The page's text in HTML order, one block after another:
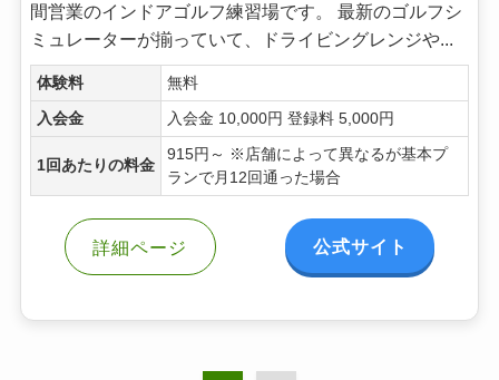
間営業のインドアゴルフ練習場です。 最新のゴルフシ
ミュレーターが揃っていて、ドライビングレンジや...
体験料 無料
入会金 入会金 10,000円 登録料 5,000円
1回あたりの料金
915円～ ※店舗によって異なるが基本プ
ランで月12回通った場合
詳細ページ 公式サイト